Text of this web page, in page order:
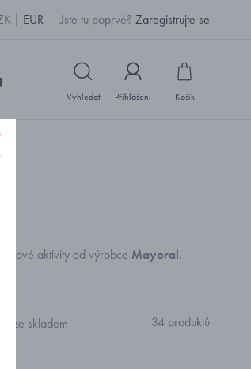
EUR Jste tu poprvé? Zaregistrujte se
Vyhledat Přihlášení Košík
aktivity od výrobce Mayoral.
Pouze skladem 34 produktů